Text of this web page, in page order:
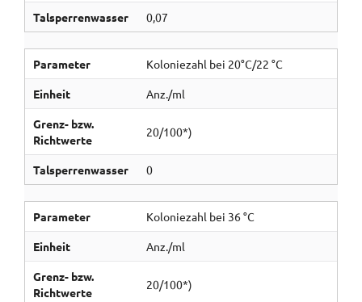
Talsperrenwasser 0,07
Parameter Koloniezahl bei 20°C/22 °C
Einheit Anz./ml
Grenz- bzw.
Richtwerte
20/100*)
Talsperrenwasser 0
Parameter Koloniezahl bei 36 °C
Einheit Anz./ml
Grenz- bzw.
Richtwerte
20/100*)